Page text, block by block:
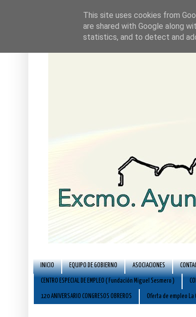
INICIO EQUIPO DE GOBIERNO ASOCIACIONES
CENTRO ESPECIAL DE EMPLEO ( Fundación Miguel Sesmero )
120 ANIVERSARIO CONGRESOS OBREROS Oferta de empleo La
This site uses cookies from
are shared with Google along
statistics, and to detect and